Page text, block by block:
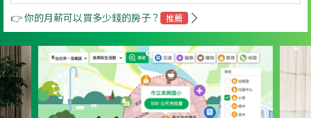
👉 你的月薪可以買多少錢的房子？ 推薦